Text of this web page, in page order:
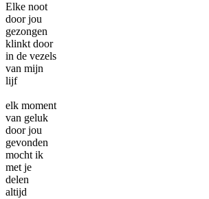
Elke noot
door jou
gezongen
klinkt door
in de vezels
van mijn
lijf
elk moment
van geluk
door jou
gevonden
mocht ik
met je
delen
altijd